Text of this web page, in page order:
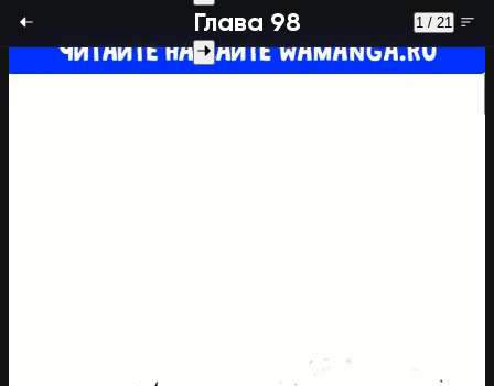
Глава 98 1 / 21